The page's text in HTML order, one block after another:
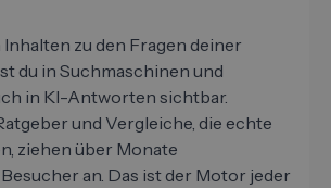
zu den Fragen deiner
du in Suchmaschinen und
in KI-Antworten sichtbar.
und Vergleiche, die echte
ziehen über Monate
an. Das ist der Motor jeder